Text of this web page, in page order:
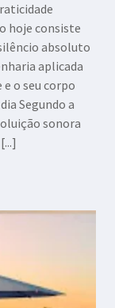
hoje consiste
absoluto
aplicada
o seu corpo
Segundo a
sonora